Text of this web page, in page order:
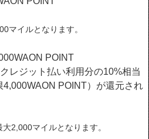
マイルとなります。
POINT
レジット払い利用分の10%相当
POINT）が還元され
2,000マイルとなります。